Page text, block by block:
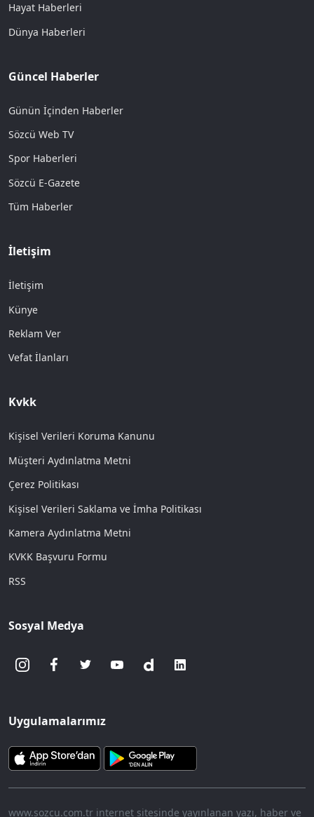
Hayat Haberleri
Dünya Haberleri
Güncel Haberler
Günün İçinden Haberler
Sözcü Web TV
Spor Haberleri
Sözcü E-Gazete
Tüm Haberler
İletişim
İletişim
Künye
Reklam Ver
Vefat İlanları
Kvkk
Kişisel Verileri Koruma Kanunu
Müşteri Aydınlatma Metni
Çerez Politikası
Kişisel Verileri Saklama ve İmha Politikası
Kamera Aydınlatma Metni
KVKK Başvuru Formu
RSS
Sosyal Medya
Uygulamalarımız
www.sozcu.com.tr internet sitesinde yayınlanan yazı, haber ve